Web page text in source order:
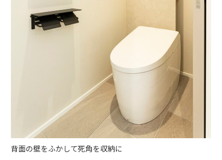
背面の壁をふかして死角を収納に